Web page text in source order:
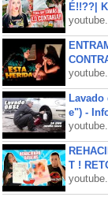
É!!??|
e") -
T !